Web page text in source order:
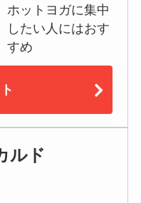
ホットヨガに集中
したい人にはおす
すめ
ルド